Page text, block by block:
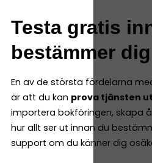
Testa gratis
bestämmer dig
En av de största fördelarna
är att du kan prova tjänsten
importera bokföringen, skapa
hur allt ser ut innan du
support om du känner dig